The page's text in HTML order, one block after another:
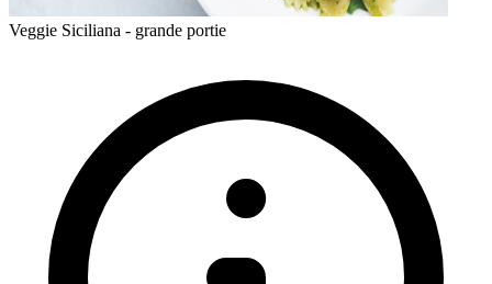
Veggie Siciliana - grande portie